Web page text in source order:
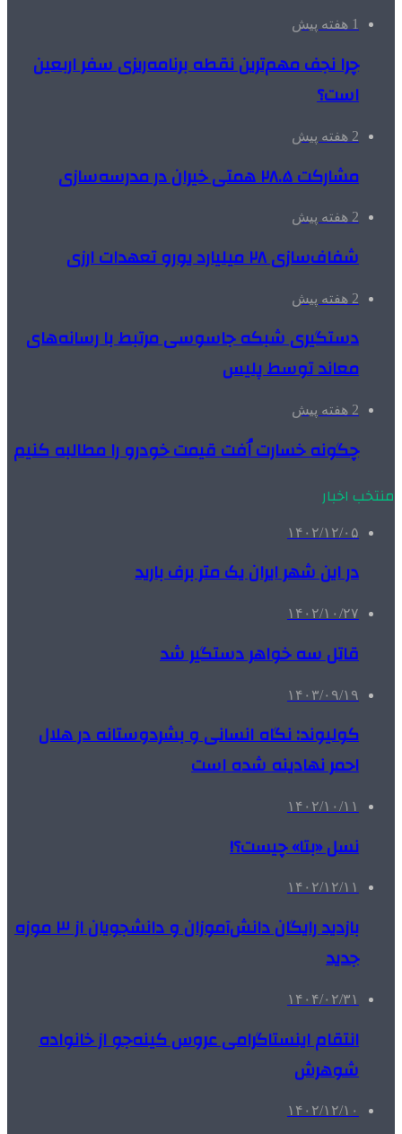
1 هفته پیش
چرا نجف مهم‌ترین نقطه برنامه‌ریزی سفر اربعین
است؟
2 هفته پیش
مشارکت ۲۸.۵ همتی خیران در مدرسه‌سازی
2 هفته پیش
شفاف‌سازی ۲۸ میلیارد یورو تعهدات ارزی
2 هفته پیش
دستگیری شبکه جاسوسی مرتبط با رسانه‌های
معاند توسط پلیس
2 هفته پیش
چگونه خسارت اُفت قیمت خودرو را مطالبه کنیم
منتخب اخبار
۱۴۰۲/۱۲/۰۵
در این شهر ایران یک متر برف بارید
۱۴۰۲/۱۰/۲۷
قاتل سه خواهر دستگیر شد
۱۴۰۳/۰۹/۱۹
کولیوند: نگاه انسانی و بشردوستانه در هلال
احمر نهادینه شده است
۱۴۰۲/۱۰/۱۱
نسل «بتا» چیست؟!
۱۴۰۲/۱۲/۱۱
بازدید رایگان دانش‌آموزان و دانشجویان از ۳ موزه
جدید
۱۴۰۴/۰۲/۳۱
انتقام اینستاگرامی عروس کینه‌جو از خانواده
شوهرش
۱۴۰۲/۱۲/۱۰